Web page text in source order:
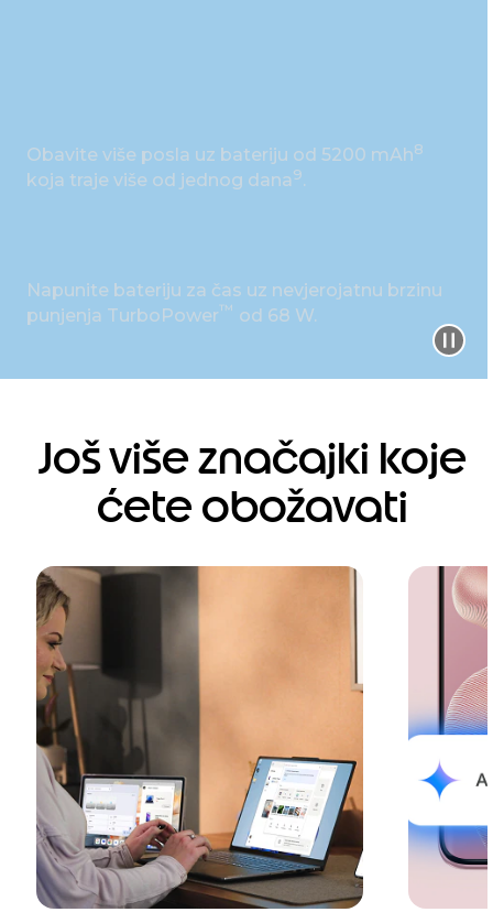
Obavite više posla uz bateriju od 5200 mAh8
koja traje više od jednog dana9.
Napunite bateriju za čas uz nevjerojatnu brzinu
punjenja TurboPower™ od 68 W.
Još više značajki koje
ćete obožavati